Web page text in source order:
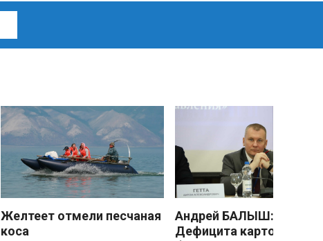
Желтеет отмели песчаная
коса
Андрей БАЛЫШ:
Дефицита картофеля не